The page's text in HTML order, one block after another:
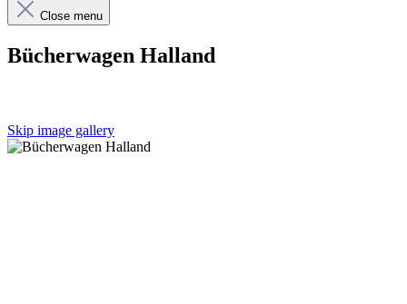
Close menu
Bücherwagen Halland
Skip image gallery